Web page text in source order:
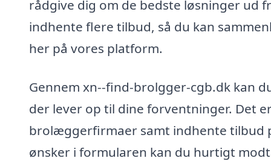
rådgive dig om de bedste løsninger ud
indhente flere tilbud, så du kan
her på vores platform.
Gennem xn--find-brolgger-cgb.dk kan
der lever op til dine forventninger. Det
brolæggerfirmaer samt indhente tilbud
ønsker i formularen kan du hurtigt